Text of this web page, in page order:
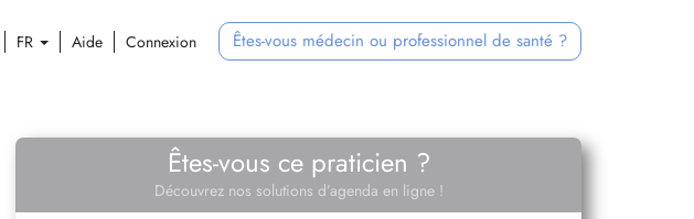
FR Aide Connexion Êtes-vous médecin ou professionnel de santé ?
Êtes-vous ce praticien ?
Découvrez nos solutions d’agenda en ligne !